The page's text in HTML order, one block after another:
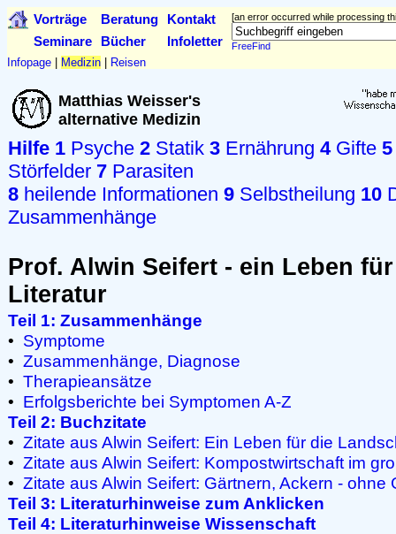
Vorträge Beratung Kontakt [an error occurred while processing
FreeFind
Seminare Bücher Infoletter
Infopage Medizin Reisen
Matthias Weisser's
alternative Medizin
Hilfe 1 Psyche 2 Statik 3 Ernährung 4Gifte 5
Störfelder 7 Parasiten
8 heilende Informationen 9 Selbstheilung 10
Zusammenhänge
Prof. Alwin Seifert - ein Leben
Literatur
Teil 1: Zusammenhänge
• Symptome
• Zusammenhänge, Diagnose
• Therapieansätze
• Erfolgsberichte bei Symptomen A-Z
Teil 2: Buchzitate
• Zitate aus Alwin Seifert: Ein Leben für die
• Zitate aus Alwin Seifert: Kompostwirtschaft im
• Zitate aus Alwin Seifert: Gärtnern, Ackern - ohne
Teil 3: Literaturhinweise zum Anklicken
Teil 4: Literaturhinweise Wissenschaft